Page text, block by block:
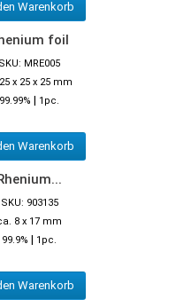
Warenkorb
foil
SKU: MRE005
x 25 x 25 mm
99.99% | 1pc.
Warenkorb
SKU: 903135
8 x 17 mm
99.9% | 1pc.
Warenkorb